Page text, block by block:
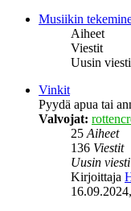
Musiikin
Aiheet
Viestit
Uusin viesti
Vinkit
Pyydä apua tai
Valvojat:
25Aiheet
136 Viestit
Uusin viesti
Kirjoittaja